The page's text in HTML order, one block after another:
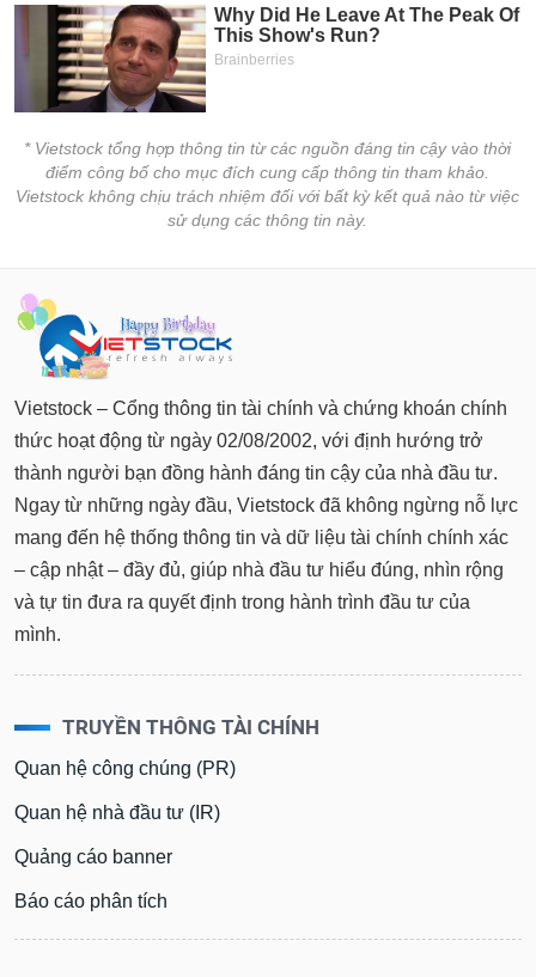
* Vietstock tổng hợp thông tin từ các nguồn đáng tin cậy vào thời
điểm công bố cho mục đích cung cấp thông tin tham khảo.
Vietstock không chịu trách nhiệm đối với bất kỳ kết quả nào từ việc
sử dụng các thông tin này.
Vietstock – Cổng thông tin tài chính và chứng khoán chính
thức hoạt động từ ngày 02/08/2002, với định hướng trở
thành người bạn đồng hành đáng tin cậy của nhà đầu tư.
Ngay từ những ngày đầu, Vietstock đã không ngừng nỗ lực
mang đến hệ thống thông tin và dữ liệu tài chính chính xác
– cập nhật – đầy đủ, giúp nhà đầu tư hiểu đúng, nhìn rộng
và tự tin đưa ra quyết định trong hành trình đầu tư của
mình.
TRUYỀN THÔNG TÀI CHÍNH
Quan hệ công chúng (PR)
Quan hệ nhà đầu tư (IR)
Quảng cáo banner
Báo cáo phân tích